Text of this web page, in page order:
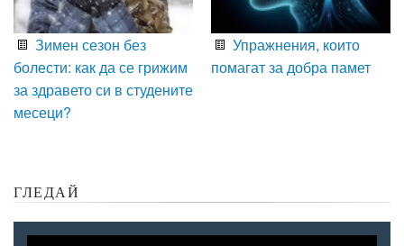
Зимен сезон без
болести: как да се грижим
за здравето си в студените
месеци?
Упражнения, които
помагат за добра памет
ГЛЕДАЙ